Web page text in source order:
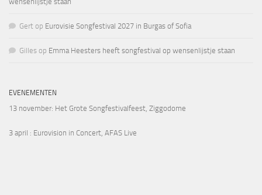
Gert op Eurovisie Songfestival 2027 in Burgas of Sofia
Gilles op Emma Heesters heeft songfestival op wensenlijstje staan
EVENEMENTEN
13 november: Het Grote Songfestivalfeest, Ziggodome
3 april : Eurovision in Concert, AFAS Live